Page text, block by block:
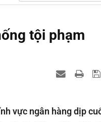
tội phạm
vực ngân hàng dịp